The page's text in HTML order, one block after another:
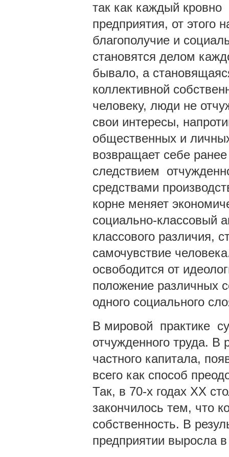
так как каждый
предприятия, от этого
благополучие и
становятся делом
бывало, а
коллективной
человеку, люди не
свои интересы,
общественных и
возвращает себе
следствием
средствами
корне меняет
социально-классовый
классового различия,
самочувствие
освободится от
положение различных
одного социального
В мировой практике
отчужденного труда. В
частного капитала,
всего как способ
Так, в 70-х годах ХХ
закончилось тем, что
собственность. В
предприятии выросла